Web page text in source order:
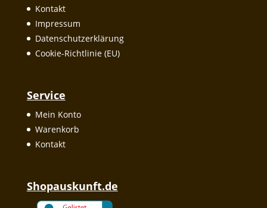
Kontakt
Impressum
Datenschutzerklärung
Cookie-Richtlinie (EU)
Service
Mein Konto
Warenkorb
Kontakt
Shopauskunft.de